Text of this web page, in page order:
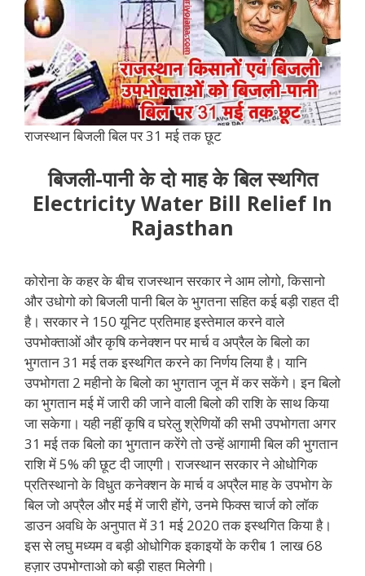
राजस्थान बिजली बिल पर 31 मई तक छूट
बिजली-पानी के दो माह के बिल स्थगित
Electricity Water Bill Relief In
Rajasthan
कोरोना के कहर के बीच राजस्थान सरकार ने आम लोगो, किसानो
और उधोगो को बिजली पानी बिल के भुगतना सहित कई बड़ी राहत दी
है। सरकार ने 150 यूनिट प्रतिमाह इस्तेमाल करने वाले
उपभोक्ताओं और कृषि कनेक्शन पर मार्च व अप्रैल के बिलो का
भुगतान 31 मई तक इस्थगित करने का निर्णय लिया है। यानि
उपभोगता 2 महीनो के बिलो का भुगतान जून में कर सकेंगे। इन बिलो
का भुगतान मई में जारी की जाने वाली बिलो की राशि के साथ किया
जा सकेगा। यही नहीं कृषि व घरेलु श्रेणियों की सभी उपभोगता अगर
31 मई तक बिलो का भुगतान करेंगे तो उन्हें आगामी बिल की भुगतान
राशि में 5% की छूट दी जाएगी। राजस्थान सरकार ने ओधोगिक
प्रतिस्थानो के विधुत कनेक्शन के मार्च व अप्रैल माह के उपभोग के
बिल जो अप्रैल और मई में जारी होंगे, उनमे फिक्स चार्ज को लॉक
डाउन अवधि के अनुपात में 31 मई 2020 तक इस्थगित किया है।
इस से लघु मध्यम व बड़ी ओधोगिक इकाइयों के करीब 1 लाख 68
हज़ार उपभोग्ताओ को बड़ी राहत मिलेगी।